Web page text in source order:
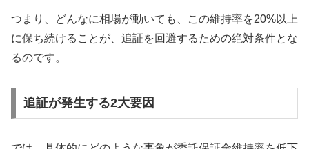
つまり、どんなに相場が動いても、この維持率を20%以上
に保ち続けることが、追証を回避するための絶対条件とな
るのです。
追証が発生する2大要因